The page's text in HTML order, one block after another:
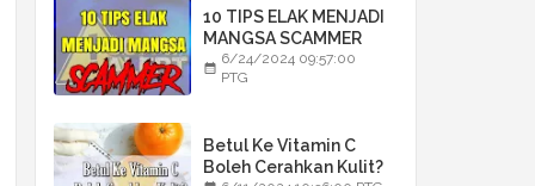
10 TIPS ELAK MENJADI
MANGSA SCAMMER
6/24/2024 09:57:00
PTG
Betul Ke Vitamin C
Boleh Cerahkan Kulit?